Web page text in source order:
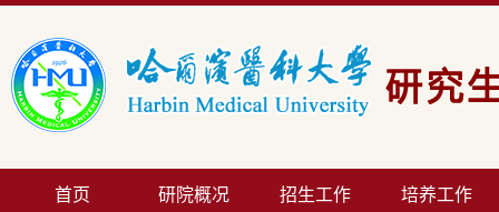
首页 研院概况 招生工作 培养工作